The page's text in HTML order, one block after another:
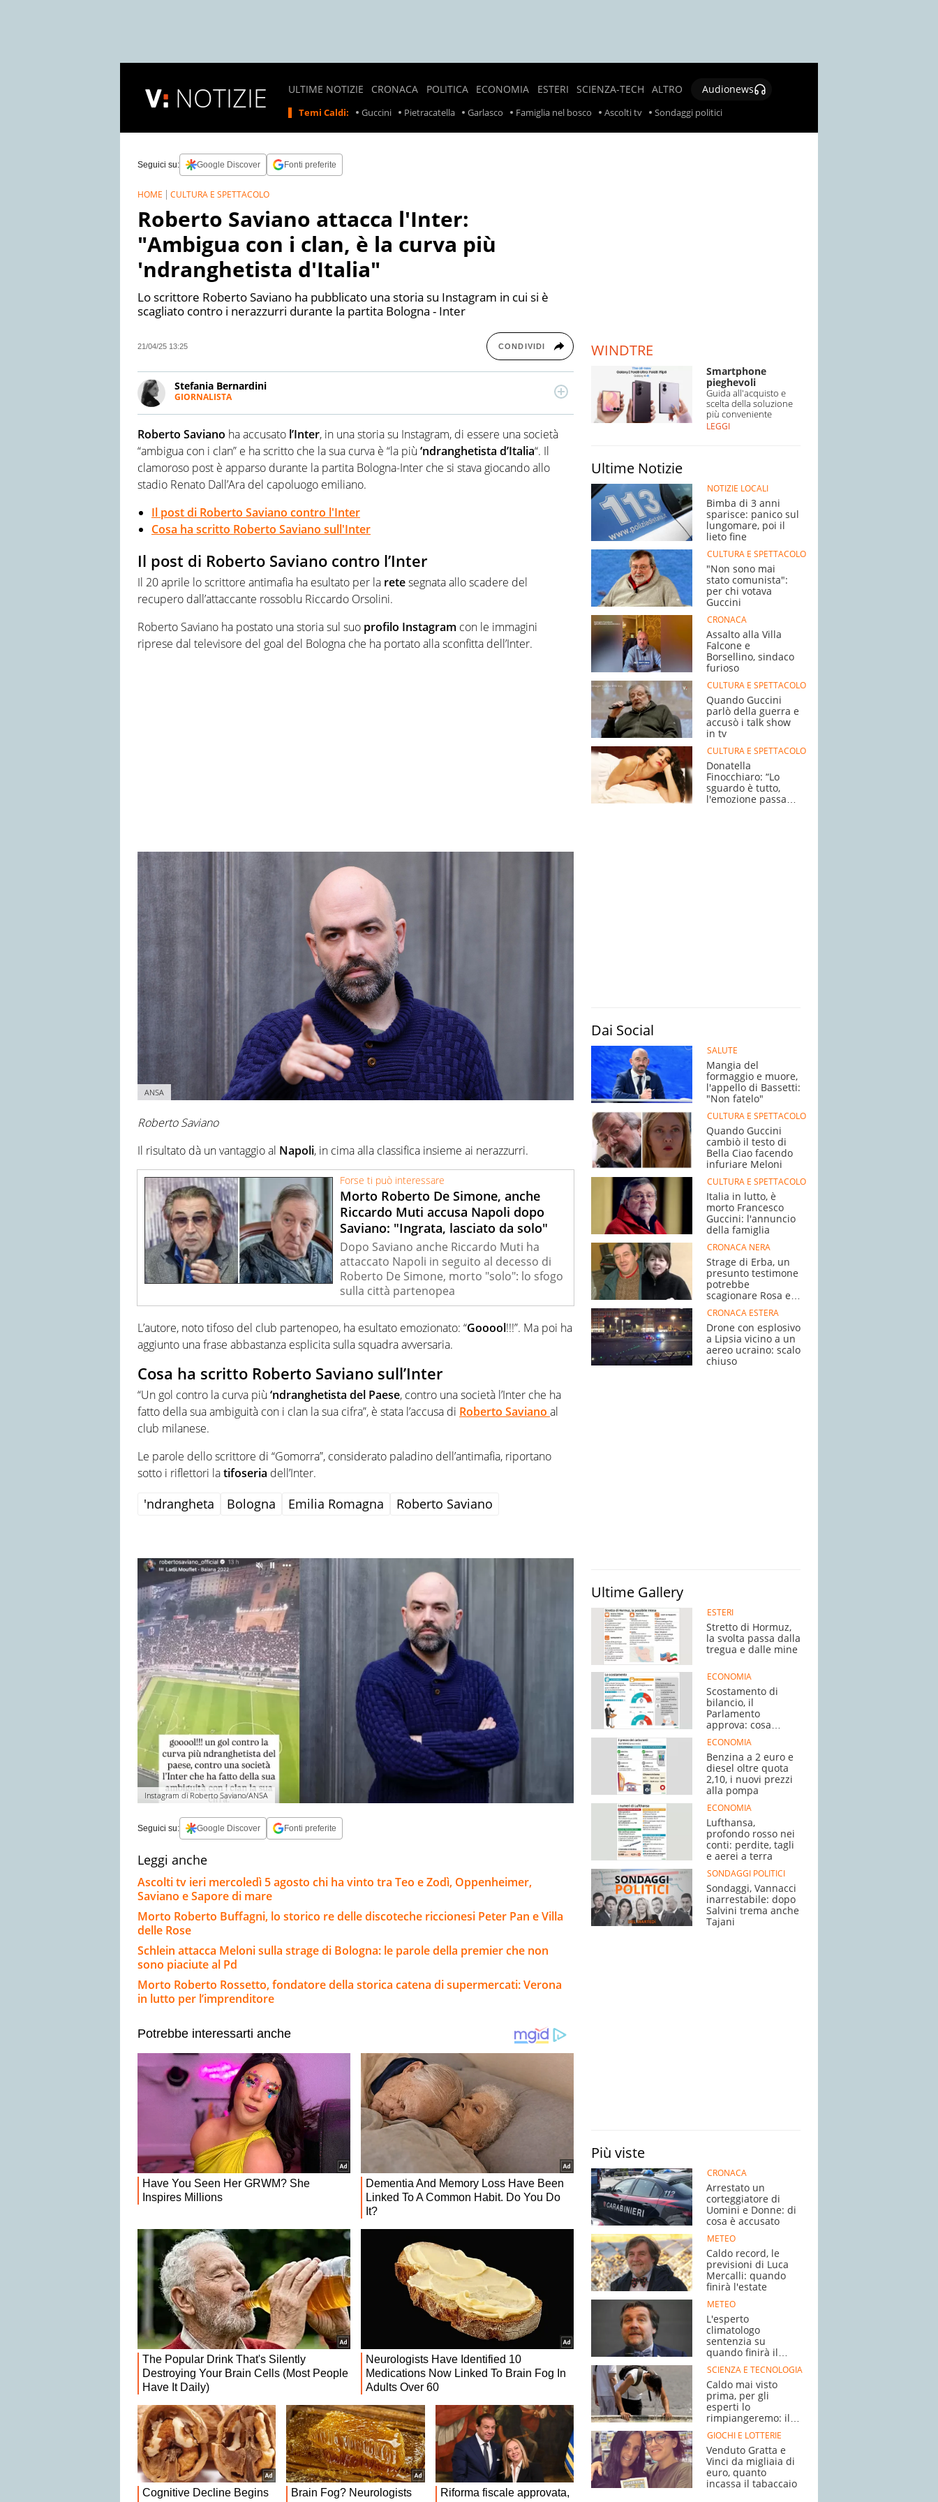
NOTIZIE ULTIME NOTIZIE
CRONACA
LOCALI
SUL
LAVORO
RITIRO
PRODOTTI
ALIMENTARI
METEO
TERREMOTI
POLITICA
POLITICI
ECONOMIA
ESTERI
ESTERA
SCIENZA-TECH
ALTRO
Audionews
Temi Caldi: Guccini Pietracatella Garlasco Famiglia nel bosco Ascolti tv Sondaggi politici
Seguici su: Google Discover Fonti preferite
HOME CULTURA E SPETTACOLO
Roberto Saviano attacca l'Inter:
"Ambigua con i clan, è la curva più
'ndranghetista d'Italia"
Lo scrittore Roberto Saviano ha pubblicato una storia su Instagram in cui si è
scagliato contro i nerazzurri durante la partita Bologna - Inter
21/04/25 13:25 CONDIVIDI
Stefania Bernardini
GIORNALISTA
Roberto Saviano ha accusato l’Inter, in una storia su Instagram, di essere una società
“ambigua con i clan” e ha scritto che la sua curva è “la più ‘ndranghetista d’Italia“. Il
clamoroso post è apparso durante la partita Bologna-Inter che si stava giocando allo
stadio Renato Dall’Ara del capoluogo emiliano.
Il post di Roberto Saviano contro l'Inter
Cosa ha scritto Roberto Saviano sull'Inter
Il post di Roberto Saviano contro l’Inter
Il 20 aprile lo scrittore antimafia ha esultato per la retesegnata allo scadere del
recupero dall’attaccante rossoblu Riccardo Orsolini.
Roberto Saviano ha postato una storia sul suo profilo Instagram con le immagini
riprese dal televisore del goal del Bologna che ha portato alla sconfitta dell’Inter.
ANSA
Roberto Saviano
Il risultato dà un vantaggio al Napoli, in cima alla classifica insieme ai nerazzurri.
Forse ti può interessare
Morto Roberto De Simone, anche
Riccardo Muti accusa Napoli dopo
Saviano: "Ingrata, lasciato da solo"
Dopo Saviano anche Riccardo Muti ha
attaccato Napoli in seguito al decesso di
Roberto De Simone, morto "solo": lo sfogo
sulla città partenopea
L’autore, noto tifoso del club partenopeo, ha esultato emozionato: “Gooool!!!”. Ma poi ha
aggiunto una frase abbastanza esplicita sulla squadra avversaria.
Cosa ha scritto Roberto Saviano sull’Inter
“Un gol contro la curva più ‘ndranghetista del Paese, contro una società l’Inter che ha
fatto della sua ambiguità con i clan la sua cifra”, è stata l’accusa di Roberto Saviano al
club milanese.
Le parole dello scrittore di “Gomorra”, considerato paladino dell’antimafia, riportano
sotto i riflettori latifoseria dell’Inter.
'ndrangheta Bologna Emilia Romagna Roberto Saviano
Instagram di Roberto Saviano/ANSA
Seguici su: Google Discover Fonti preferite
Leggi anche
Ascolti tv ieri mercoledì 5 agosto chi ha vinto tra Teo e Zodì, Oppenheimer,
Saviano e Sapore di mare
Morto Roberto Buffagni, lo storico re delle discoteche riccionesi Peter Pan e Villa
delle Rose
Schlein attacca Meloni sulla strage di Bologna: le parole della premier che non
sono piaciute al Pd
Morto Roberto Rossetto, fondatore della storica catena di supermercati: Verona
in lutto per l’imprenditore
WINDTRE
Smartphone
pieghevoli
Guida all'acquisto e
scelta della soluzione
più conveniente
LEGGI
Ultime Notizie
NOTIZIE LOCALI
Bimba di 3 anni
sparisce: panico sul
lungomare, poi il
lieto fine
CULTURA E SPETTACOLO
"Non sono mai
stato comunista":
per chi votava
Guccini
CRONACA
Assalto alla Villa
Falcone e
Borsellino, sindaco
furioso
CULTURA E SPETTACOLO
Quando Guccini
parlò della guerra e
accusò i talk show
in tv
CULTURA E SPETTACOLO
Donatella
Finocchiaro: “Lo
sguardo è tutto,
l'emozione passa
Dai Social
SALUTE
Mangia del
formaggio e muore,
l'appello di Bassetti:
"Non fatelo"
CULTURA E SPETTACOLO
Quando Guccini
cambiò il testo di
Bella Ciao facendo
infuriare Meloni
CULTURA E SPETTACOLO
Italia in lutto, è
morto Francesco
Guccini: l'annuncio
della famiglia
CRONACA NERA
Strage di Erba, un
presunto testimone
potrebbe
scagionare Rosa e
Olindo
CRONACA ESTERA
Drone con esplosivo
a Lipsia vicino a un
aereo ucraino: scalo
chiuso
Ultime Gallery
ESTERI
Stretto di Hormuz,
la svolta passa dalla
tregua e dalle mine
ECONOMIA
Scostamento di
bilancio, il
Parlamento
approva: cosa
succede adesso
ECONOMIA
Benzina a 2 euro e
diesel oltre quota
2,10, i nuovi prezzi
alla pompa
ECONOMIA
Lufthansa,
profondo rosso nei
conti: perdite, tagli
e aerei a terra
SONDAGGI POLITICI
Sondaggi, Vannacci
inarrestabile: dopo
Salvini trema anche
Tajani
Più viste
CRONACA
Arrestato un
corteggiatore di
Uomini e Donne: di
cosa è accusato
METEO
Caldo record, le
previsioni di Luca
Mercalli: quando
finirà l'estate
METEO
L'esperto
climatologo
sentenzia su
quando finirà il
caldo
SCIENZA E TECNOLOGIA
Caldo mai visto
prima, per gli
esperti lo
rimpiangeremo: il
motivo
GIOCHI E LOTTERIE
Venduto Gratta e
Vinci da migliaia di
euro, quanto
incassa il tabaccaio